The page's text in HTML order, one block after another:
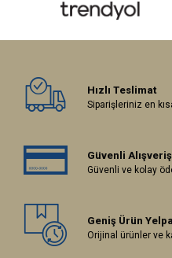
Hızlı Teslimat
Siparişleriniz en
Güvenli Alışveriş
Güvenli ve kolay
Geniş Ürün
Orijinal ürünler ve